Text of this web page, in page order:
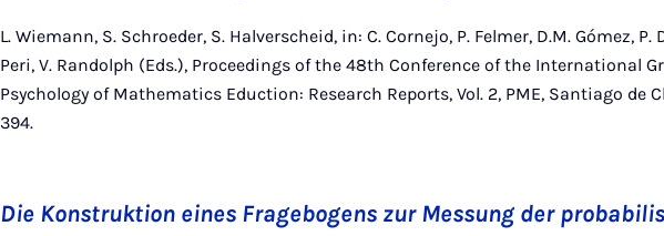
L. Wiemann, S. Schroeder, S. Halverscheid, in: C. Cornejo, P. Felmer, D.M. Gómez, P.
Peri, V. Randolph (Eds.), Proceedings of the 48th Conference of the International
Psychology of Mathematics Eduction: Research Reports, Vol. 2, PME, Santiago de
394.
Die Konstruktion eines Fragebogens zur Messung der